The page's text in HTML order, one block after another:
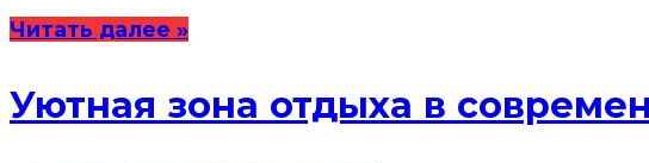
Читать далее »
Уютная зона отдыха в